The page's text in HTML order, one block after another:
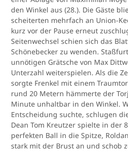
den Winkel aus (28.). Die Gäste
scheiterten mehrfach an Union-
kurz vor der Pause erneut
Seitenwechsel schien sich das
Schönebecker zu wenden.
unnötigen Grätsche von Max
Unterzahl weiterspielen. Als die
sorgte Frenkel mit einem
rund 20 Metern hämmerte der
Minute unhaltbar in den Winkel.
Entscheidung suchte, schlugen
Dean Tom Kreutzer spielte in der
perfekten Ball in die Spitze,
stark mit der Brust an und schob